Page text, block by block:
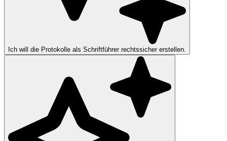
Ich will die Protokolle als Schriftführer rechtssicher erstellen.